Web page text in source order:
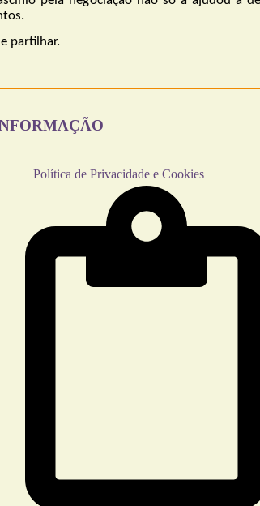
partilhar.
Política de Privacidade e Cookies